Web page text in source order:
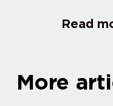
Read
More